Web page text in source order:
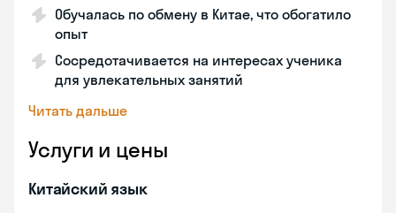
Обучалась по обмену в Китае, что обогатило
опыт
Сосредотачивается на интересах ученика
для увлекательных занятий
Читать дальше
Услуги и цены
Китайский язык